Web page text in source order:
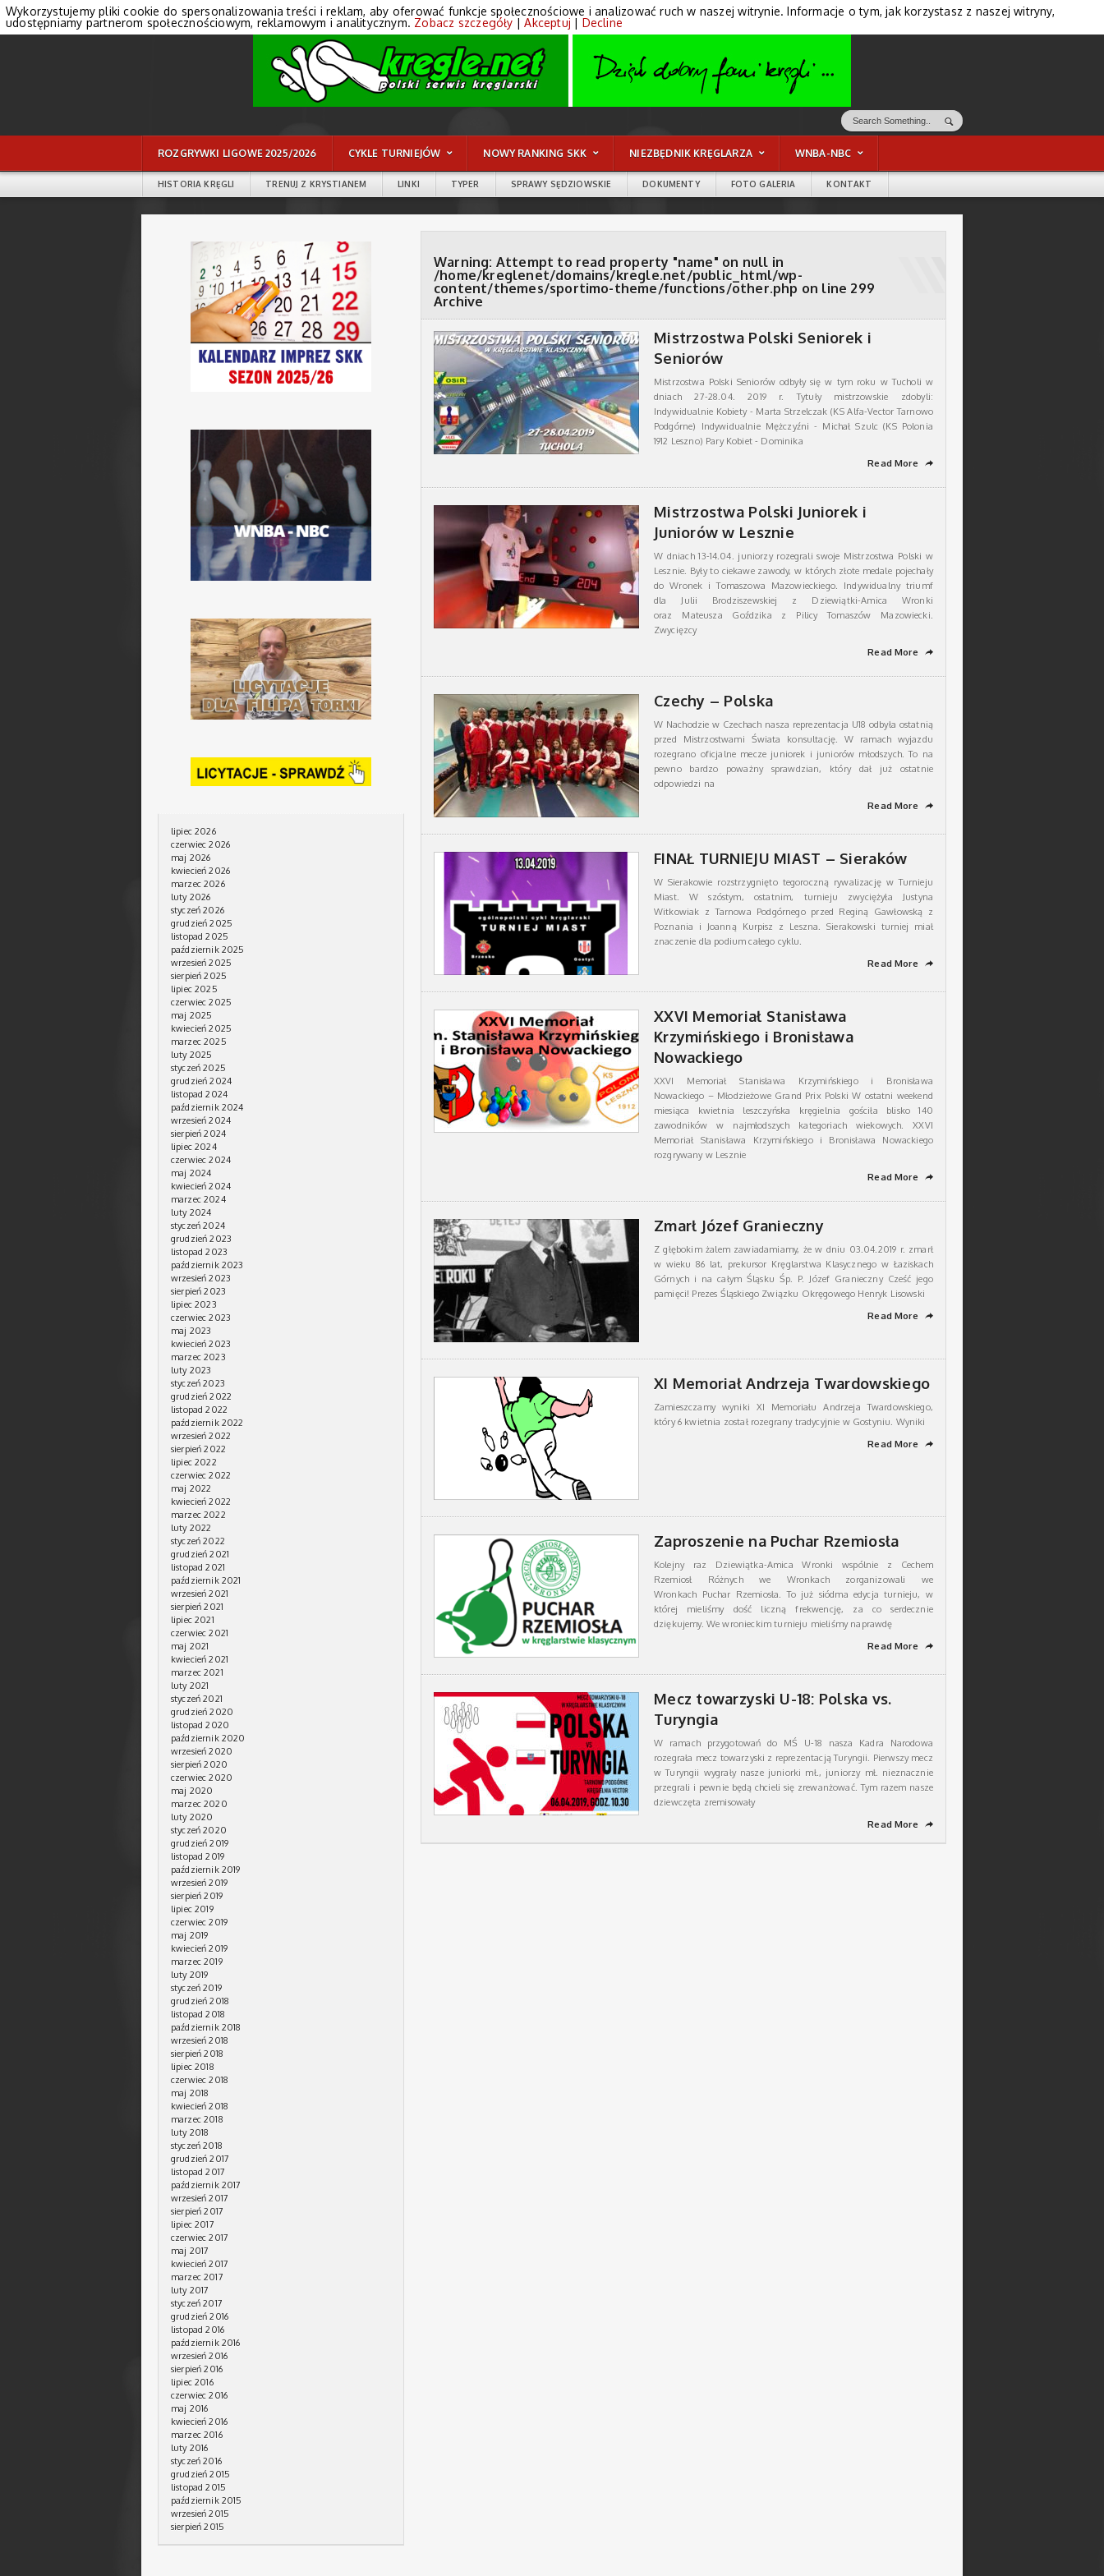
ROZGRYWKI LIGOWE 2025/2026 CYKLE TURNIEJÓW NOWY RANKING SKK NIEZBĘDNIK KRĘGLARZA WNBA-NBC
HISTORIA KRĘGLI TRENUJ Z KRYSTIANEM LINKI TYPER SPRAWY SĘDZIOWSKIE DOKUMENTY FOTO GALERIA KONTAKT
Warning: Attempt to read property "name" on null in
/home/kreglenet/domains/kregle.net/public_html/wp-
content/themes/sportimo-theme/functions/other.php on line 299
Archive
Mistrzostwa Polski Seniorek i
Seniorów
Mistrzostwa Polski Seniorów odbyły się w tym roku w Tucholi w
dniach 27-28.04. 2019 r. Tytuły mistrzowskie zdobyli:
Indywidualnie Kobiety - Marta Strzelczak (KS Alfa-Vector Tarnowo
Podgórne) Indywidualnie Mężczyźni - Michał Szulc (KS Polonia
1912 Leszno) Pary Kobiet - Dominika
Read More
➦
Mistrzostwa Polski Juniorek i
Juniorów w Lesznie
W dniach 13-14.04. juniorzy rozegrali swoje Mistrzostwa Polski w
Lesznie. Były to ciekawe zawody, w których złote medale pojechały
do Wronek i Tomaszowa Mazowieckiego. Indywidualny triumf
dla Julii Brodziszewskiej z Dziewiątki-Amica Wronki
oraz Mateusza Goździka z Pilicy Tomaszów Mazowiecki.
Zwycięzcy
Read More
➦
Czechy – Polska
W Nachodzie w Czechach nasza reprezentacja U18 odbyła ostatnią
przed Mistrzostwami Świata konsultację. W ramach wyjazdu
rozegrano oficjalne mecze juniorek i juniorów młodszych. To na
pewno bardzo poważny sprawdzian, który dał już ostatnie
odpowiedzi na
Read More
➦
FINAŁ TURNIEJU MIAST – Sieraków
W Sierakowie rozstrzygnięto tegoroczną rywalizację w Turnieju
Miast. W szóstym, ostatnim, turnieju zwyciężyła Justyna
Witkowiak z Tarnowa Podgórnego przed Reginą Gawłowską z
Poznania i Joanną Kurpisz z Leszna. Sierakowski turniej miał
znaczenie dla podium całego cyklu.
Read More
➦
XXVI Memoriał Stanisława
Krzymińskiego i Bronisława
Nowackiego
XXVI Memoriał Stanisława Krzymińskiego i Bronisława
Nowackiego – Młodzieżowe Grand Prix Polski W ostatni weekend
miesiąca kwietnia leszczyńska kręgielnia gościła blisko 140
zawodników w najmłodszych kategoriach wiekowych. XXVI
Memoriał Stanisława Krzymińskiego i Bronisława Nowackiego
rozgrywany w Lesznie
Read More
➦
Zmarł Józef Granieczny
Z głębokim żalem zawiadamiamy, że w dniu 03.04.2019 r. zmarł
w wieku 86 lat, prekursor Kręglarstwa Klasycznego w Łaziskach
Górnych i na całym Śląsku Śp. P. Józef Granieczny Cześć jego
pamięci! Prezes Śląskiego Związku Okręgowego Henryk Lisowski
Read More
➦
XI Memoriał Andrzeja Twardowskiego
Zamieszczamy wyniki XI Memoriału Andrzeja Twardowskiego,
który 6 kwietnia został rozegrany tradycyjnie w Gostyniu. Wyniki
Read More
➦
Zaproszenie na Puchar Rzemiosła
Kolejny raz Dziewiątka-Amica Wronki wspólnie z Cechem
Rzemiosł Różnych we Wronkach zorganizowali we
Wronkach Puchar Rzemiosła. To już siódma edycja turnieju, w
której mieliśmy dość liczną frekwencję, za co serdecznie
dziękujemy. We wronieckim turnieju mieliśmy naprawdę
Read More
➦
Mecz towarzyski U-18: Polska vs.
Turyngia
W ramach przygotowań do MŚ U-18 nasza Kadra Narodowa
rozegrała mecz towarzyski z reprezentacją Turyngii. Pierwszy mecz
w Turyngii wygrały nasze juniorki mł., juniorzy mł. nieznacznie
przegrali i pewnie będą chcieli się zrewanżować. Tym razem nasze
dziewczęta zremisowały
Read More
➦
lipiec 2026
czerwiec 2026
maj 2026
kwiecień 2026
marzec 2026
luty 2026
styczeń 2026
grudzień 2025
listopad 2025
październik 2025
wrzesień 2025
sierpień 2025
lipiec 2025
czerwiec 2025
maj 2025
kwiecień 2025
marzec 2025
luty 2025
styczeń 2025
grudzień 2024
listopad 2024
październik 2024
wrzesień 2024
sierpień 2024
lipiec 2024
czerwiec 2024
maj 2024
kwiecień 2024
marzec 2024
luty 2024
styczeń 2024
grudzień 2023
listopad 2023
październik 2023
wrzesień 2023
sierpień 2023
lipiec 2023
czerwiec 2023
maj 2023
kwiecień 2023
marzec 2023
luty 2023
styczeń 2023
grudzień 2022
listopad 2022
październik 2022
wrzesień 2022
sierpień 2022
lipiec 2022
czerwiec 2022
maj 2022
kwiecień 2022
marzec 2022
luty 2022
styczeń 2022
grudzień 2021
listopad 2021
październik 2021
wrzesień 2021
sierpień 2021
lipiec 2021
czerwiec 2021
maj 2021
kwiecień 2021
marzec 2021
luty 2021
styczeń 2021
grudzień 2020
listopad 2020
październik 2020
wrzesień 2020
sierpień 2020
czerwiec 2020
maj 2020
marzec 2020
luty 2020
styczeń 2020
grudzień 2019
listopad 2019
październik 2019
wrzesień 2019
sierpień 2019
lipiec 2019
czerwiec 2019
maj 2019
kwiecień 2019
marzec 2019
luty 2019
styczeń 2019
grudzień 2018
listopad 2018
październik 2018
wrzesień 2018
sierpień 2018
lipiec 2018
czerwiec 2018
maj 2018
kwiecień 2018
marzec 2018
luty 2018
styczeń 2018
grudzień 2017
listopad 2017
październik 2017
wrzesień 2017
sierpień 2017
lipiec 2017
czerwiec 2017
maj 2017
kwiecień 2017
marzec 2017
luty 2017
styczeń 2017
grudzień 2016
listopad 2016
październik 2016
wrzesień 2016
sierpień 2016
lipiec 2016
czerwiec 2016
maj 2016
kwiecień 2016
marzec 2016
luty 2016
styczeń 2016
grudzień 2015
listopad 2015
październik 2015
wrzesień 2015
sierpień 2015
Wykorzystujemy pliki cookie do spersonalizowania treści i reklam, aby oferować funkcje społecznościowe i analizować ruch w naszej witrynie. Informacje o tym, jak korzystasz z naszej witryny,
udostępniamy partnerom społecznościowym, reklamowym i analitycznym. Zobacz szczegóły |Akceptuj | Decline